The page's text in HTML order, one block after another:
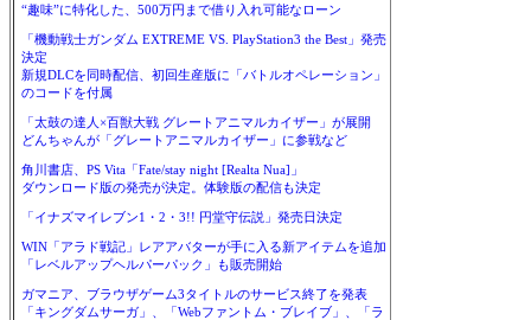
“趣味”に特化した、500万円まで借り入れ可能なローン
「機動戦士ガンダム EXTREME VS. PlayStation3 the Best」発売
決定
新規DLCを同時配信、初回生産版に「バトルオペレーション」
のコードを付属
「太鼓の達人×百獣大戦 グレートアニマルカイザー」が展開
どんちゃんが「グレートアニマルカイザー」に参戦など
角川書店、PS Vita「Fate/stay night [Realta Nua]」
ダウンロード版の発売が決定。体験版の配信も決定
「イナズマイレブン1・2・3!! 円堂守伝説」発売日決定
WIN「アラド戦記」レアアバターが手に入る新アイテムを追加
「レベルアップヘルパーパック」も販売開始
ガマニア、ブラウザゲーム3タイトルのサービス終了を発表
「キングダムサーガ」、「Webファントム・ブレイブ」、「ラ